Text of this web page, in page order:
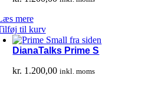
mere
til kurv
DianaTalks Prime S
kr. 1.200,00 inkl. moms